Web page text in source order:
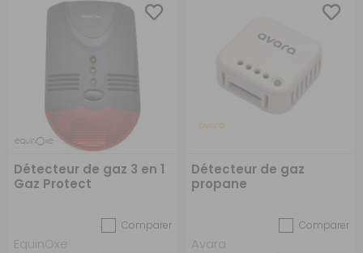
Détecteur de gaz 3 en 1
Gaz Protect
Comparer
EquinOxe
Détecteur de gaz
propane
Comparer
Avara